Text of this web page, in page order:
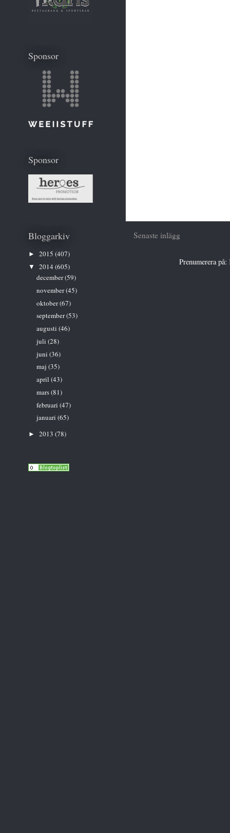
Senaste inlägg
Prenumerera på:
Sponsor
Sponsor
Bloggarkiv
► 2015 (407)
▼ 2014 (605)
december(59)
november(45)
oktober(67)
september(53)
augusti (46)
juli (28)
juni (36)
maj (35)
april (43)
mars(81)
februari (47)
januari (65)
► 2013 (78)